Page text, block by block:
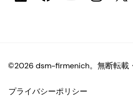
©2026 dsm-firmenich。無断転載
プライバシーポリシー